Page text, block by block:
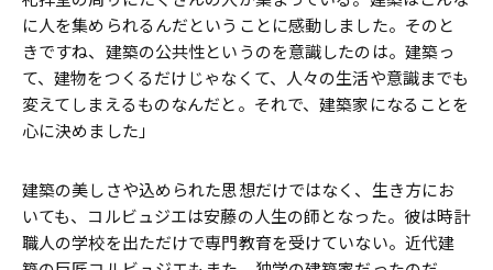
に人を集められるんだということに感動しました。そのと
きですね、建築の公共性というのを意識したのは。建築っ
て、建物をつくるだけじゃなくて、人々の生活や意識までも
変えてしまえるものなんだと。それで、建築家になることを
心に決めました」
建築の美しさや込められた思想だけではなく、生き方にお
いても、コルビュジエは安藤の人生の師となった。彼は時計
職人の学校を出ただけで専門教育を受けていない。近代建